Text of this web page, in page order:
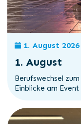
1. August 2026
1. August
Berufswechsel
Einblicke am